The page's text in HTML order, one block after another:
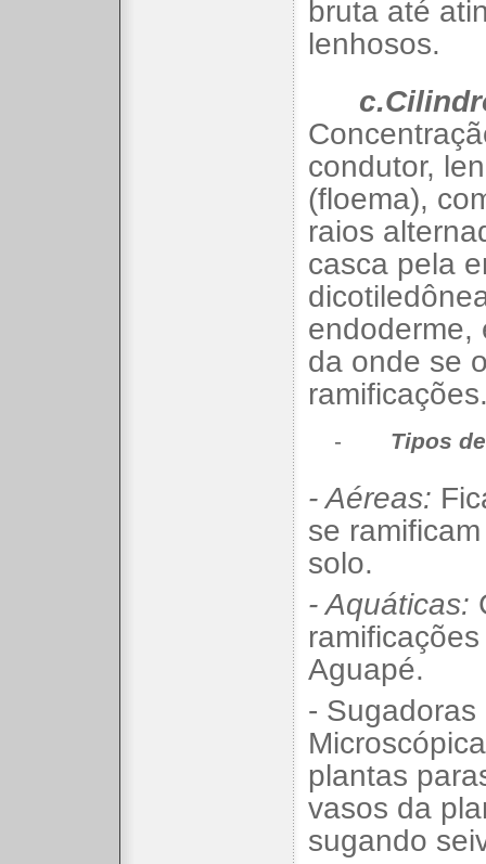
bruta até
lenhosos.
condutor,
(floema),
raios
casca pela
endoderme,
da onde se
- Tipos
- Aéreas:
se
solo.
- Aquáticas:
Aguapé.
- Sugadoras
plantas
vasos da
sugando